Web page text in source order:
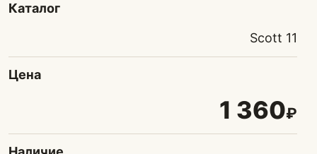
Каталог
Scott 11
Цена
1 360₽